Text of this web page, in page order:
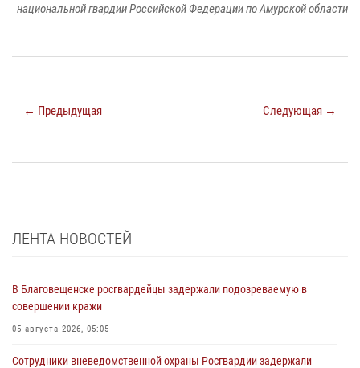
национальной гвардии Российской Федерации по Амурской области
← Предыдущая Следующая →
ЛЕНТА НОВОСТЕЙ
В Благовещенске росгвардейцы задержали подозреваемую в
совершении кражи
05 августа 2026, 05:05
Сотрудники вневедомственной охраны Росгвардии задержали